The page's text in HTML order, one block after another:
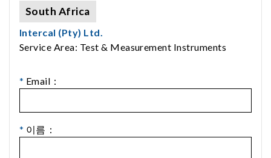
South Africa
Intercal (Pty) Ltd.
Service Area: Test & Measurement Instruments
* Email：
* 이름：